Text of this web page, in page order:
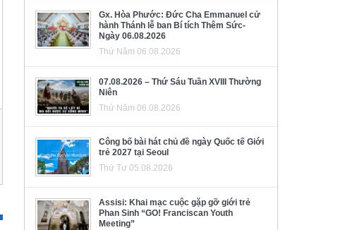
Gx. Hòa Phước: Đức Cha Emmanuel cử
hành Thánh lễ ban Bí tích Thêm Sức-
Ngày 06.08.2026
Thứ Năm 06.08.2026
07.08.2026 – Thứ Sáu Tuần XVIII Thường
Niên
Thứ Năm 06.08.2026
Công bố bài hát chủ đề ngày Quốc tế Giới
trẻ 2027 tại Seoul
Thứ Tư 05.08.2026
Assisi: Khai mạc cuộc gặp gỡ giới trẻ
Phan Sinh “GO! Franciscan Youth
Meeting”